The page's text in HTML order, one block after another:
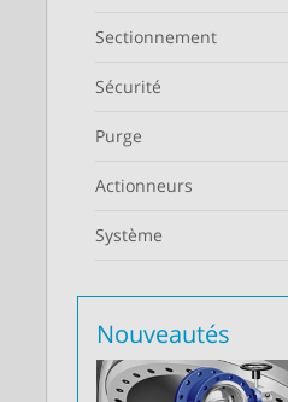
Sectionnement
Sécurité
Purge
Actionneurs
Système
Nouveautés